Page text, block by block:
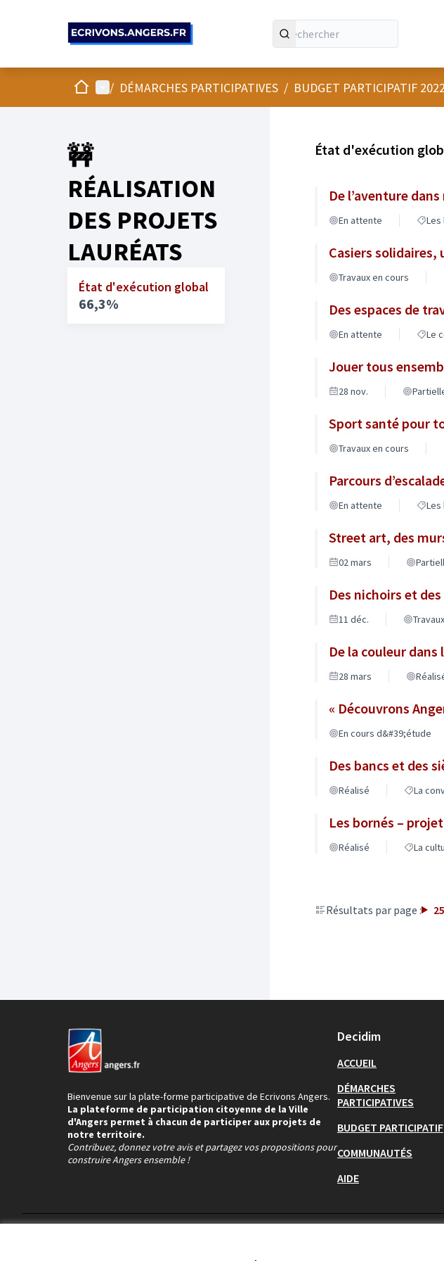
AccueilMenu principal
/ DÉMARCHES PARTICIPATIVES / BUDGET PARTICIPATIF 2022
🚧
RÉALISATION
DES PROJETS
LAURÉATS
État d'exécution global
66,3%
État d'exécution
De l’aventure
En attente
Casiers solidaires,
Travaux en cours
Des espaces de
En attente Le
Jouer tous
28 nov.
Sport santé pour
Travaux en cours
Parcours
En attente
Street art, des
02 mars
Des nichoirs et
11 déc.
De la couleur dans
28 mars
« Découvrons
En cours d&#39;étude
Des bancs et des
Réalisé La
Les bornés – projet
Réalisé La
Résultats par page : 25
Bienvenue sur la plate-forme participative de Ecrivons Angers.
La plateforme de participation citoyenne de la Ville
d'Angers permet à chacun de participer aux projets de
notre territoire.
Contribuez, donnez votre avis et partagez vos propositions pour
construire Angers ensemble !
Decidim
ACCUEIL
DÉMARCHES
PARTICIPATIVES
BUDGET PARTICIPATIF
COMMUNAUTÉS
AIDE